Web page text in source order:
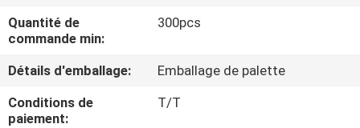
VISITE
L'USINE
Quantité de
commande min:
300pcs
Détails d'emballage:
Emballage de palette
Conditions de
paiement:
T/T